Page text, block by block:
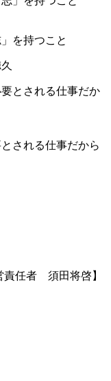
を持つこと
される仕事だから
責任者 須田将啓】